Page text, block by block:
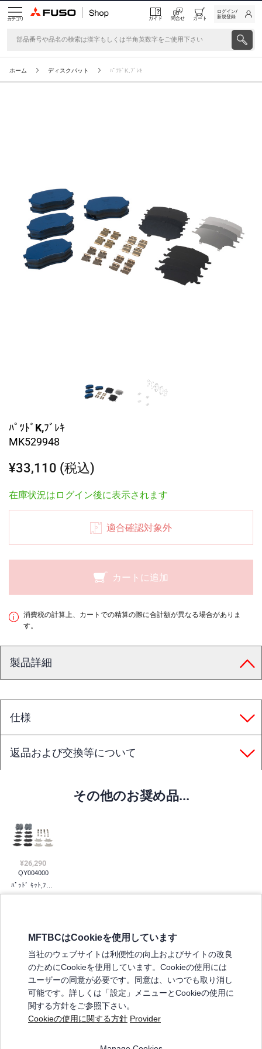
カテゴリ ガイド 問合せ カート
ログイン/
新規登録
ホーム ディスクパット ﾊﾟﾂﾄﾞK,ﾌﾞﾚｷ
ﾊﾟﾂﾄﾞK,ﾌﾞﾚｷ
MK529948
¥33,110 (税込)
在庫状況はログイン後に表示されます
適合確認対象外
カートに追加
消費税の計算上、カートでの精算の際に合計額が異なる場合がありま
す。
製品詳細
仕様
返品および交換等について
その他のお奨め品...
¥26,290
QY004000
弊社の製品について
販売店リスト
よくある質問 / お問い合わせ
特定商取引法に基づく表記
MFTBCはCookieを使用しています
当社のウェブサイトは利便性の向上およびサイトの改良
のためにCookieを使用しています。Cookieの使用には
ユーザーの同意が必要です。同意は、いつでも取り消し
可能です。詳しくは「設定」メニューとCookieの使用に
関する方針をご参照下さい。
Cookieの使用に関する方針 Provider